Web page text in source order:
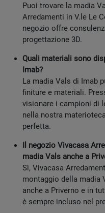
Puoi trovare la madia
Arredamenti in V.le Le
negozio offre
progettazione 3D.
Quali materiali sono
Imab?
La madia Vals di Imab
finiture e materiali.
visionare i campioni di
nella nostra
perfetta.
Il negozio Vivacasa
madia Vals anche a
Sì, Vivacasa
montaggio della madia
anche a Priverno e in
è sempre incluso nel